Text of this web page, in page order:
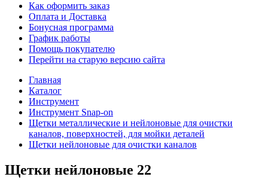
Как оформить заказ
Оплата и Доставка
Бонусная программа
График работы
Помощь покупателю
Перейти на старую версию сайта
Главная
Каталог
Инструмент
Инструмент Snap-on
Щетки металлические и нейлоновые для очистки
каналов, поверхностей, для мойки деталей
Щетки нейлоновые для очистки каналов
Щетки нейлоновые 22